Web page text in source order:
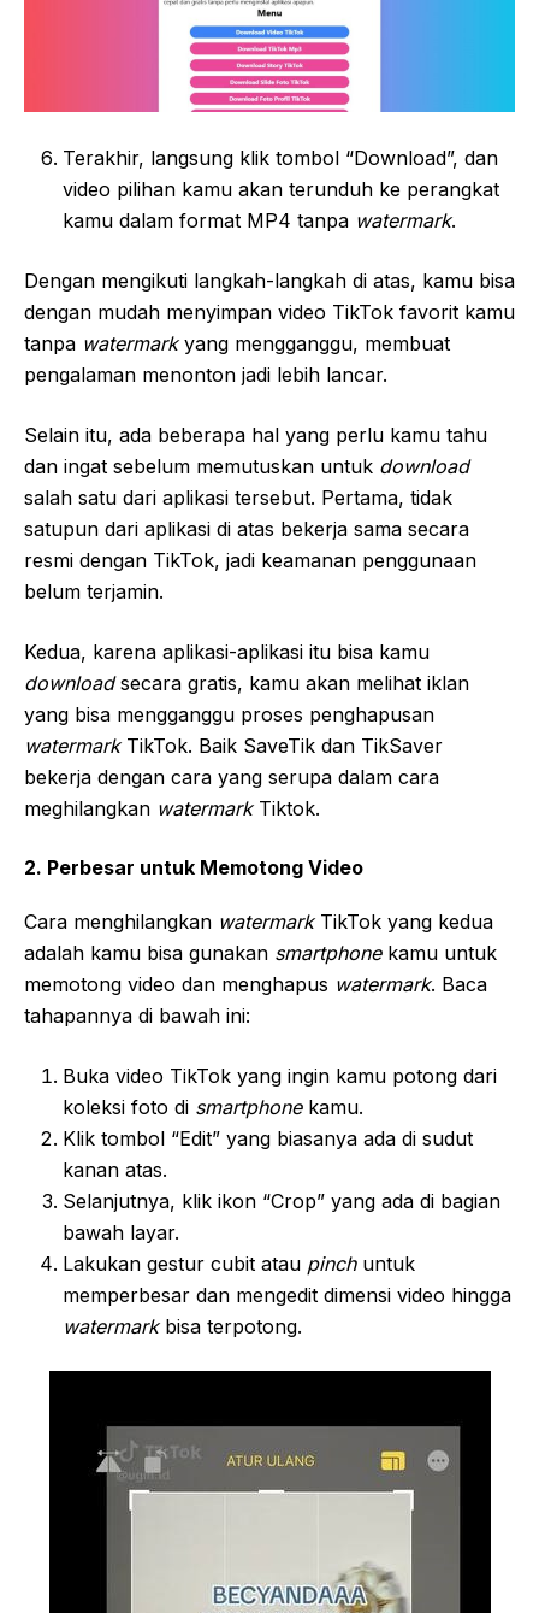
Terakhir, langsung klik tombol “Download”, dan
video pilihan kamu akan terunduh ke perangkat
kamu dalam format MP4 tanpa watermark.
Dengan mengikuti langkah-langkah di atas, kamu bisa
dengan mudah menyimpan video TikTok favorit kamu
tanpa watermarkyang mengganggu, membuat
pengalaman menonton jadi lebih lancar.
Selain itu, ada beberapa hal yang perlu kamu tahu
dan ingat sebelum memutuskan untuk download
salah satu dari aplikasi tersebut. Pertama, tidak
satupun dari aplikasi di atas bekerja sama secara
resmi dengan TikTok, jadi keamanan penggunaan
belum terjamin.
Kedua, karena aplikasi-aplikasi itu bisa kamu
downloadsecara gratis, kamu akan melihat iklan
yang bisa mengganggu proses penghapusan
watermark TikTok. Baik SaveTik dan TikSaver
bekerja dengan cara yang serupa dalam cara
meghilangkan watermark Tiktok.
2. Perbesar untuk Memotong Video
Cara menghilangkan watermark TikTok yang kedua
adalah kamu bisa gunakan smartphone kamu untuk
memotong video dan menghapus watermark. Baca
tahapannya di bawah ini:
Buka video TikTok yang ingin kamu potong dari
koleksi foto di smartphonekamu.
Klik tombol “Edit” yang biasanya ada di sudut
kanan atas.
Selanjutnya, klik ikon “Crop” yang ada di bagian
bawah layar.
Lakukan gestur cubit atau pinchuntuk
memperbesar dan mengedit dimensi video hingga
watermarkbisa terpotong.